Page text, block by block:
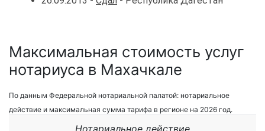
Максимальная стоимость услуг
нотариуса в Махачкале
По данным Федеральной нотариальной палатой: нотариальное
действие и максимальная сумма тарифа в регионе на 2026 год.